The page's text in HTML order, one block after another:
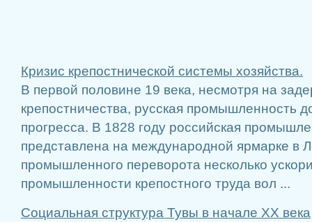
Кризис крепостнической системы хозяйства.
В первой половине 19 века, несмотря на
крепостничества, русская промышленность
прогресса. В 1828 году российская
представлена на международной ярмарке в
промышленного переворота несколько
промышленности крепостного труда вол ...
Социальная структура Тувы в начале ХХ века